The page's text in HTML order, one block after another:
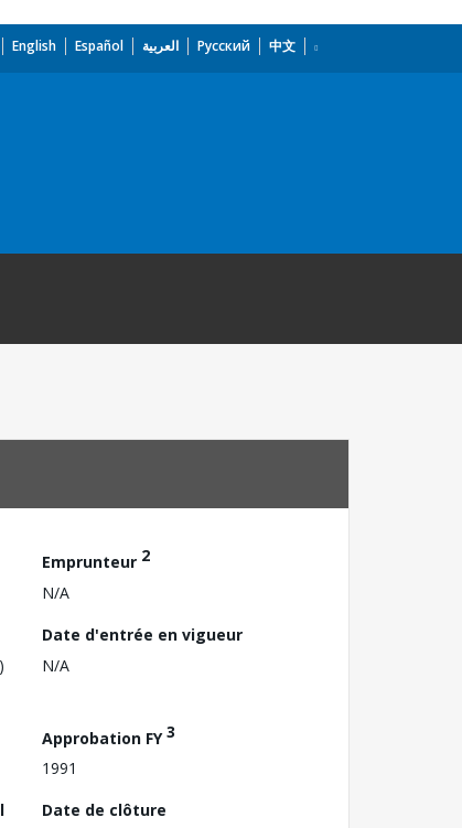
English Español العربية Русский 中文
Emprunteur 2
N/A
Date d'entrée en vigueur
N/A
Approbation FY3
1991
Date de clôture